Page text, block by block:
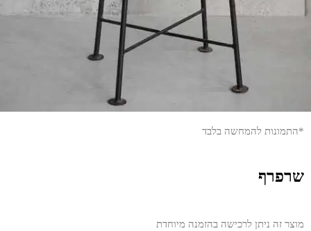
*התמונות להמחשה בלבד
שרפרף
מוצר זה ניתן לרכישה בהזמנה מיוחדת